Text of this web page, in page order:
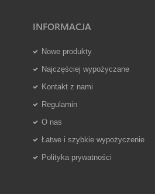
INFORMACJA
Nowe produkty
Najczęściej wypożyczane
Kontakt z nami
Regulamin
O nas
Łatwe i szybkie wypożyczenie
Polityka prywatności